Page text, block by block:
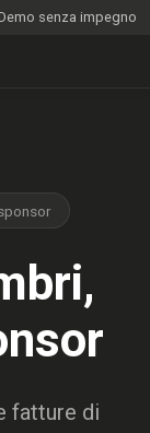
senza impegno
fatture di